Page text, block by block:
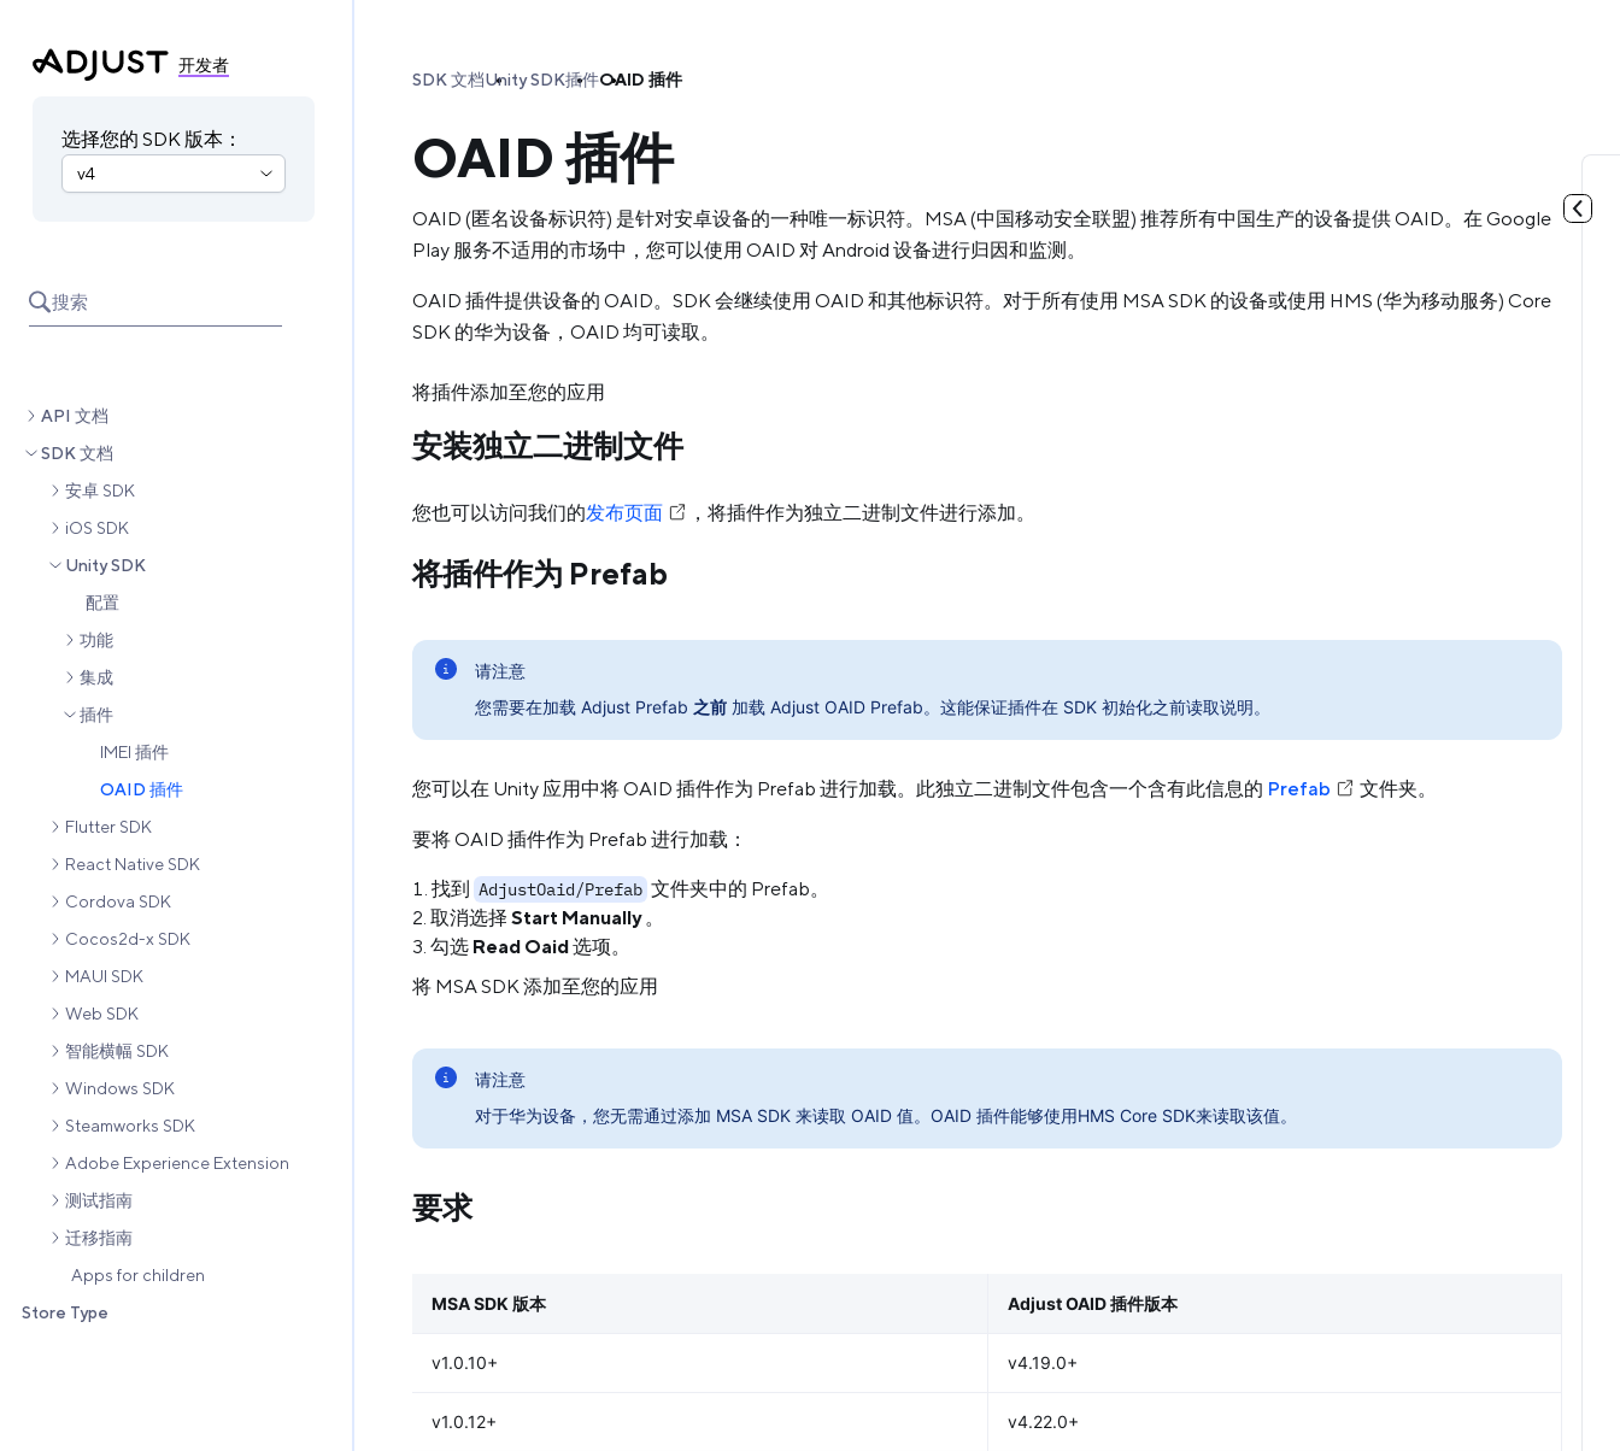
开发者
选择您的 SDK 版本：
搜索
API 文档
SDK 文档
安卓 SDK
iOS SDK
Unity SDK
配置
功能
集成
插件
IMEI 插件
OAID 插件
Flutter SDK
React Native SDK
Cordova SDK
Cocos2d-x SDK
MAUI SDK
Web SDK
智能横幅 SDK
Windows SDK
Steamworks SDK
Adobe Experience Extension
测试指南
迁移指南
Apps for children
Store Type
SDK 文档Unity SDK插件OAID 插件
OAID 插件
OAID (匿名设备标识符) 是针对安卓设备的一种唯一标识符。MSA (中国移动安全联盟) 推荐所有中国生产的设备提供 OAID。在 Google
Play 服务不适用的市场中，您可以使用 OAID 对 Android 设备进行归因和监测。
OAID 插件提供设备的 OAID。SDK 会继续使用 OAID 和其他标识符。对于所有使用 MSA SDK 的设备或使用 HMS (华为移动服务) Core
SDK 的华为设备，OAID 均可读取。
将插件添加至您的应用
安装独立二进制文件
您也可以访问我们的发布页面 ，将插件作为独立二进制文件进行添加。
将插件作为 Prefab
请注意
您需要在加载 Adjust Prefab 之前 加载 Adjust OAID Prefab。这能保证插件在 SDK 初始化之前读取说明。
您可以在 Unity 应用中将 OAID 插件作为 Prefab 进行加载。此独立二进制文件包含一个含有此信息的 Prefab 文件夹。
要将 OAID 插件作为 Prefab 进行加载：
找到 AdjustOaid/Prefab 文件夹中的 Prefab。
取消选择 Start Manually。
勾选 Read Oaid选项。
将 MSA SDK 添加至您的应用
请注意
对于华为设备，您无需通过添加 MSA SDK 来读取 OAID 值。OAID 插件能够使用HMS Core SDK来读取该值。
要求
MSA SDK 版本 Adjust OAID 插件版本
v1.0.10+ v4.19.0+
v1.0.12+ v4.22.0+